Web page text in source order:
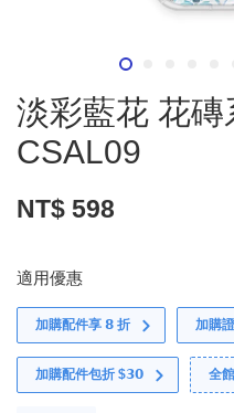
淡彩藍花 花
CSAL09
NT$ 598
適用優惠
加購配件享 𝟴 折 加購
加購配件包折 $𝟯𝟬 全